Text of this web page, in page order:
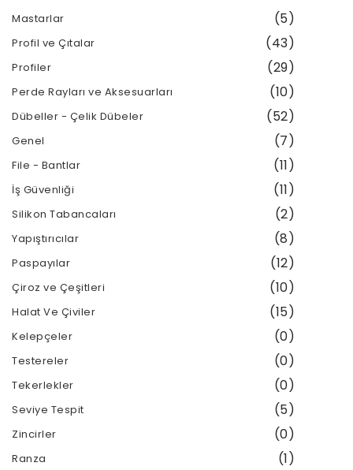
Mastarlar (5)
Profil ve Çıtalar (43)
Profiler (29)
Perde Rayları ve Aksesuarları (10)
Dübeller - Çelik Dübeler (52)
Genel (7)
File - Bantlar (11)
İş Güvenliği (11)
Silikon Tabancaları (2)
Yapıştırıcılar (8)
Paspayılar (12)
Çiroz ve Çeşitleri (10)
Halat Ve Çiviler (15)
Kelepçeler (0)
Testereler (0)
Tekerlekler (0)
Seviye Tespit (5)
Zincirler (0)
Ranza (1)